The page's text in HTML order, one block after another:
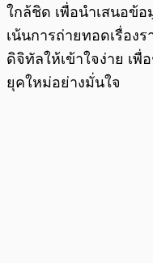
ใกล้ชิด เพื่อนำเสนอข้
เน้นการถ่ายทอดเรื่อง
ดิจิทัลให้เข้าใจง่าย เพื่
ยุคใหม่อย่างมั่นใจ